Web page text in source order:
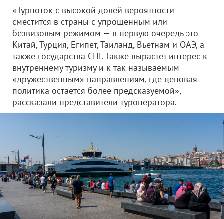
«Турпоток с высокой долей вероятности
сместится в страны с упрощенным или
безвизовым режимом — в первую очередь это
Китай, Турция, Египет, Таиланд, Вьетнам и ОАЭ, а
также государства СНГ. Также вырастет интерес к
внутреннему туризму и к так называемым
«дружественным» направлениям, где ценовая
политика остается более предсказуемой», —
рассказали представители туроператора.